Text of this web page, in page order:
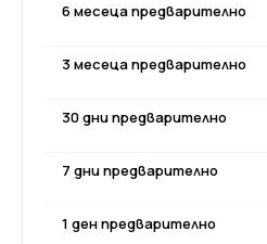
6 месеца предварително
3 месеца предварително
30 дни предварително
7 дни предварително
1 ден предварително